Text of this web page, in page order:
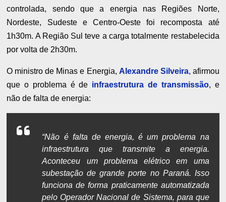
controlada, sendo que a energia nas Regiões Norte,
Nordeste, Sudeste e Centro-Oeste foi recomposta até
1h30m. A Região Sul teve a carga totalmente restabelecida
por volta de 2h30m.
O ministro de Minas e Energia, Alexandre Silveira, afirmou
que o problema é de infraestrutura de transmissão, e
não de falta de energia:
“Não é falta de energia, é um problema na
infraestrutura que transmite a energia.
Aconteceu um problema elétrico em uma
subestação de grande porte no Paraná. Isso
funciona de forma praticamente automatizada
pelo Operador Nacional de Sistema, para que